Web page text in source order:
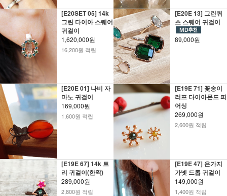
[E20SET 05] 14k
그린 다이아 스퀘어
귀걸이
1,620,000원
16,200원 적립
[E20E 13] 그린쿼
츠 스퀘어 귀걸이
89,000원
[E20E 01] 나비 자
마노 귀걸이
169,000원
1,600원 적립
[E19E 71] 꽃송이
러프 다이아몬드 피
어싱
269,000원
2,600원 적립
[E19E 67] 14k 트
리 귀걸이(한짝)
289,000원
2,800원 적립
[E19E 47] 은가지
가넷 드롭 귀걸이
149,000원
1,400원 적립